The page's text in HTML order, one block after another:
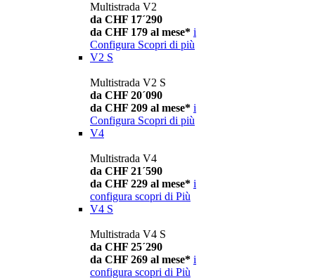
Multistrada V2
da CHF 17´290
da CHF 179 al mese* i
Configura Scopri di più
V2 S
Multistrada V2 S
da CHF 20´090
da CHF 209 al mese* i
Configura Scopri di più
V4
Multistrada V4
da CHF 21´590
da CHF 229 al mese* i
configura scopri di Più
V4 S
Multistrada V4 S
da CHF 25´290
da CHF 269 al mese* i
configura scopri di Più